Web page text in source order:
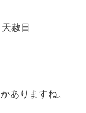
赦日
ありますね。